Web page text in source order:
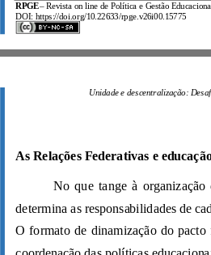
RPGE–
DOI: https://doi.org/10.22633/rpge.v26i00.15775